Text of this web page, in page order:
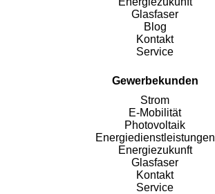
Glasfaser
Blog
Kontakt
Service
Gewerbekunden
Strom
E-Mobilität
Photovoltaik
Energiedienstleistungen
Energiezukunft
Glasfaser
Kontakt
Service